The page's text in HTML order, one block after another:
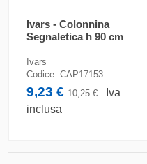
Ivars - Colonnina
Segnaletica h 90 cm
Ivars
Codice:CAP17153
9,23 €10,25 €
Iva
inclusa